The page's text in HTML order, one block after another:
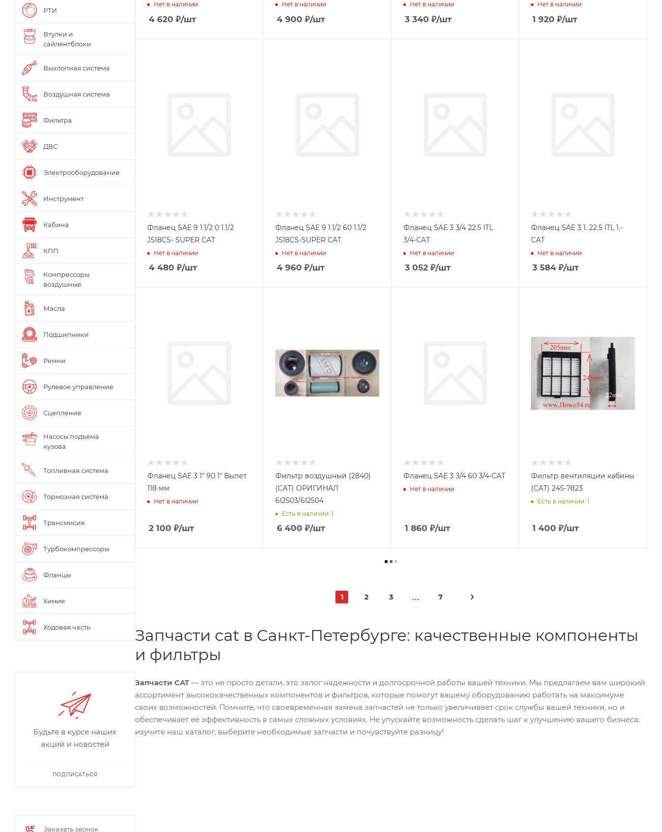
Нет в наличии
4 620 ₽/шт
Нет в наличии
4 900 ₽/шт
Нет в наличии
3 340 ₽/шт
Нет в наличии
1 920 ₽/шт
Фланец SAE 9 1.1/2 0 1.1/2
J518CS- SUPER CAT
Нет в наличии
4 480 ₽/шт
Фланец SAE 9 1.1/2 60 1.1/2
J518CS-SUPER CAT
Нет в наличии
4 960 ₽/шт
Фланец SAE 3 3/4 22.5 ITL
3/4-CAT
Нет в наличии
3 052₽/шт
Фланец SAE 3 1. 22.5 ITL 1.-
CAT
Нет в наличии
3 584 ₽/шт
Фланец SAE 3 1" 90 1" Вылет
118 мм
Нет в наличии
2 100 ₽/шт
Фильтр воздушный (2840)
(CAT) ОРИГИНАЛ
6I2503/6I2504
Есть в наличии: 1
6 400 ₽/шт
Фланец SAE 3 3/4 60 3/4-CAT
Нет в наличии
1 860 ₽/шт
Фильтр вентиляции кабины
(CAT) 245-7823
Есть в наличии: 1
1 400 ₽/шт
1 2 3 7
Запчасти cat в Санкт-Петербурге: качественные компоненты
и фильтры
Запчасти CAT— это не просто детали, это залог надежности и долгосрочной работы вашей техники. Мы предлагаем вам широкий
ассортимент высококачественных компонентов и фильтров, которые помогут вашему оборудованию работать на максимуме
своих возможностей. Помните, что своевременная замена запчастей не только увеличивает срок службы вашей техники, но и
обеспечивает её эффективность в самых сложных условиях. Не упускайте возможность сделать шаг к улучшению вашего бизнеса:
изучите наш каталог, выберите необходимые запчасти и почувствуйте разницу!
РТИ
Втулки и
сайлентблоки
Выхлопная система
Воздушная система
Фильтра
ДВС
Электрооборудование
Инструмент
Кабина
КПП
Компрессоры
воздушные
Масла
Подшипники
Ремни
Рулевое управление
Сцепление
Насосы подъёма
кузова
Топливная система
Тормозная система
Трансмисия
Турбокомпрессоры
Фланцы
Химия
Ходовая часть
Будьте в курсе наших
акций и новостей
ПОДПИСАТЬСЯ
Заказать звонок